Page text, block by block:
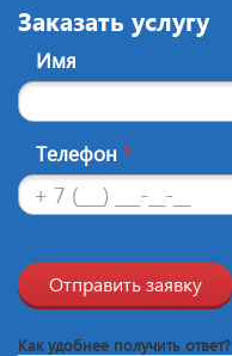
Заказать услугу
Имя
Телефон *
Отправить заявку
Как удобнее получить ответ?